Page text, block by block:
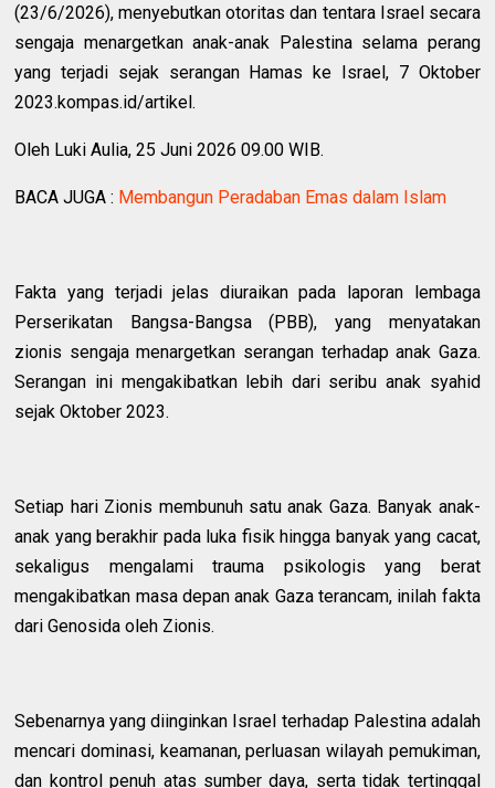
(23/6/2026), menyebutkan otoritas dan tentara Israel secara
sengaja menargetkan anak-anak Palestina selama perang
yang terjadi sejak serangan Hamas ke Israel, 7 Oktober
2023.kompas.id/artikel.
Oleh Luki Aulia, 25 Juni 2026 09.00 WIB.
BACA JUGA : Membangun Peradaban Emas dalam Islam
Fakta yang terjadi jelas diuraikan pada laporan lembaga
Perserikatan Bangsa-Bangsa (PBB), yang menyatakan
zionis sengaja menargetkan serangan terhadap anak Gaza.
Serangan ini mengakibatkan lebih dari seribu anak syahid
sejak Oktober 2023.
Setiap hari Zionis membunuh satu anak Gaza. Banyak anak-
anak yang berakhir pada luka fisik hingga banyak yang cacat,
sekaligus mengalami trauma psikologis yang berat
mengakibatkan masa depan anak Gaza terancam, inilah fakta
dari Genosida oleh Zionis.
Sebenarnya yang diinginkan Israel terhadap Palestina adalah
mencari dominasi, keamanan, perluasan wilayah pemukiman,
dan kontrol penuh atas sumber daya, serta tidak tertinggal